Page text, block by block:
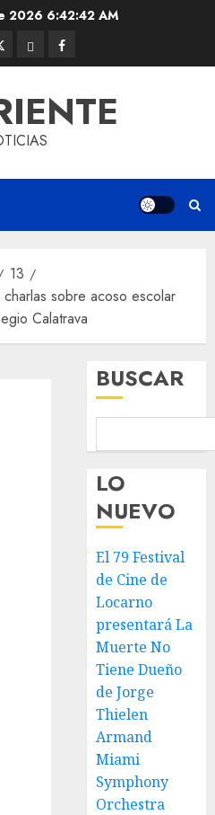
2026 6:42:42 AM
ThreadsFacebook
13
sobre acoso escolar
Calatrava
BUSCAR
LO
NUEVO
El 79 Festival
de Cine de
Locarno
presentará La
Muerte No
Tiene Dueño
de Jorge
Thielen
Armand
Miami
Symphony
Orchestra